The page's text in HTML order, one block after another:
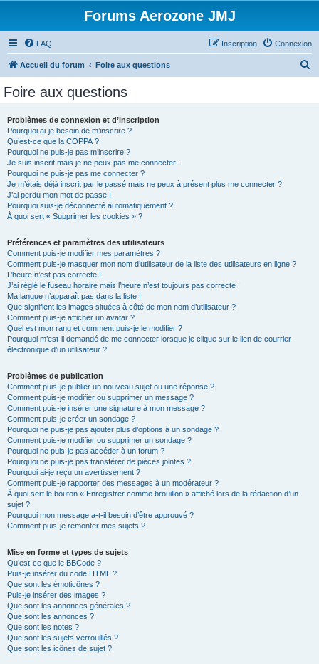
Forums Aerozone JMJ
FAQ Connexion
Inscription
Accueil du forum Foire aux questions
Foire aux questions
Problèmes de connexion et d’inscription
Pourquoi ai-je besoin de m’inscrire ?
Qu’est-ce que la COPPA ?
Pourquoi ne puis-je pas m’inscrire ?
Je suis inscrit mais je ne peux pas me connecter !
Pourquoi ne puis-je pas me connecter ?
Je m’étais déjà inscrit par le passé mais ne peux à présent plus me connecter ?!
J’ai perdu mon mot de passe !
Pourquoi suis-je déconnecté automatiquement ?
À quoi sert « Supprimer les cookies » ?
Préférences et paramètres des utilisateurs
Comment puis-je modifier mes paramètres ?
Comment puis-je masquer mon nom d’utilisateur de la liste des utilisateurs en ligne ?
L’heure n’est pas correcte !
J’ai réglé le fuseau horaire mais l’heure n’est toujours pas correcte !
Ma langue n’apparaît pas dans la liste !
Que signifient les images situées à côté de mon nom d’utilisateur ?
Comment puis-je afficher un avatar ?
Quel est mon rang et comment puis-je le modifier ?
Pourquoi m’est-il demandé de me connecter lorsque je clique sur le lien de courrier
électronique d’un utilisateur ?
Problèmes de publication
Comment puis-je publier un nouveau sujet ou une réponse ?
Comment puis-je modifier ou supprimer un message ?
Comment puis-je insérer une signature à mon message ?
Comment puis-je créer un sondage ?
Pourquoi ne puis-je pas ajouter plus d’options à un sondage ?
Comment puis-je modifier ou supprimer un sondage ?
Pourquoi ne puis-je pas accéder à un forum ?
Pourquoi ne puis-je pas transférer de pièces jointes ?
Pourquoi ai-je reçu un avertissement ?
Comment puis-je rapporter des messages à un modérateur ?
À quoi sert le bouton « Enregistrer comme brouillon » affiché lors de la rédaction d’un
sujet ?
Pourquoi mon message a-t-il besoin d’être approuvé ?
Comment puis-je remonter mes sujets ?
Mise en forme et types de sujets
Qu’est-ce que le BBCode ?
Puis-je insérer du code HTML ?
Que sont les émoticônes ?
Puis-je insérer des images ?
Que sont les annonces générales ?
Que sont les annonces ?
Que sont les notes ?
Que sont les sujets verrouillés ?
Que sont les icônes de sujet ?